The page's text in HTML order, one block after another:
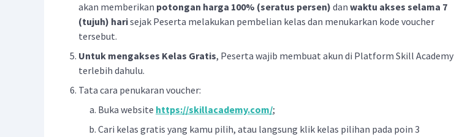
akan memberikan potongan harga 100% (seratus persen) dan waktu akses selama 7
(tujuh) harisejak Peserta melakukan pembelian kelas dan menukarkan kode voucher
tersebut.
Untuk mengakses Kelas Gratis, Peserta wajib membuat akun di Platform Skill Academy
terlebih dahulu.
Tata cara penukaran voucher:
Buka website https://skillacademy.com/;
Cari kelas gratis yang kamu pilih, atau langsung klik kelas pilihan pada poin 3